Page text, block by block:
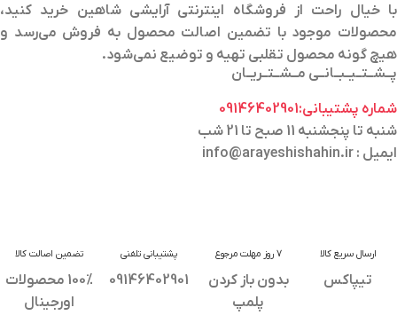
با خیال راحت از فروشگاه اینترنتی آرایشی شاهین خرید کنید،
محصولات موجود با تضمین اصالت محصول به فروش می‌رسد و
هیچ گونه محصول تقلبی تهیه و توضیع نمی‌شود.
پــشــتــیــبــانــی مــشــتــریــان
شماره پشتیبانی:09146402901
شنبه تا پنجشنبه 11 صبح تا 21 شب
ایمیل : info@arayeshishahin.ir
ارسال سریع کالا
تیپاکس
7 روز مهلت مرجوع
بدون باز کردن
پلمپ
پشتیبانی تلفنی
09146402901
تضمین اصالت کالا
100% محصولات
اورجینال